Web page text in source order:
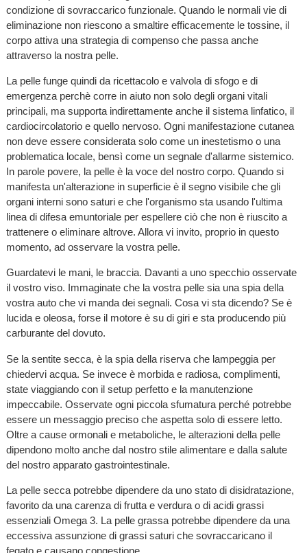
condizione di sovraccarico funzionale. Quando le normali vie di
eliminazione non riescono a smaltire efficacemente le tossine, il
corpo attiva una strategia di compenso che passa anche
attraverso la nostra pelle.
La pelle funge quindi da ricettacolo e valvola di sfogo e di
emergenza perchè corre in aiuto non solo degli organi vitali
principali, ma supporta indirettamente anche il sistema linfatico, il
cardiocircolatorio e quello nervoso. Ogni manifestazione cutanea
non deve essere considerata solo come un inestetismo o una
problematica locale, bensì come un segnale d'allarme sistemico.
In parole povere, la pelle è la voce del nostro corpo. Quando si
manifesta un'alterazione in superficie è il segno visibile che gli
organi interni sono saturi e che l'organismo sta usando l'ultima
linea di difesa emuntoriale per espellere ciò che non è riuscito a
trattenere o eliminare altrove. Allora vi invito, proprio in questo
momento, ad osservare la vostra pelle.
Guardatevi le mani, le braccia. Davanti a uno specchio osservate
il vostro viso. Immaginate che la vostra pelle sia una spia della
vostra auto che vi manda dei segnali. Cosa vi sta dicendo? Se è
lucida e oleosa, forse il motore è su di giri e sta producendo più
carburante del dovuto.
Se la sentite secca, è la spia della riserva che lampeggia per
chiedervi acqua. Se invece è morbida e radiosa, complimenti,
state viaggiando con il setup perfetto e la manutenzione
impeccabile. Osservate ogni piccola sfumatura perché potrebbe
essere un messaggio preciso che aspetta solo di essere letto.
Oltre a cause ormonali e metaboliche, le alterazioni della pelle
dipendono molto anche dal nostro stile alimentare e dalla salute
del nostro apparato gastrointestinale.
La pelle secca potrebbe dipendere da uno stato di disidratazione,
favorito da una carenza di frutta e verdura o di acidi grassi
essenziali Omega 3. La pelle grassa potrebbe dipendere da una
eccessiva assunzione di grassi saturi che sovraccaricano il
fegato e causano congestione.